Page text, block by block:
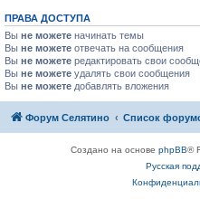
ПРАВА ДОСТУПА
Вы не можете начинать темы
Вы не можете отвечать на сообщения
Вы не можете редактировать свои
Вы не можете удалять свои сообщения
Вы не можете добавлять вложения
Форум Селятино Список
Создано на основе phpBB®
Русская